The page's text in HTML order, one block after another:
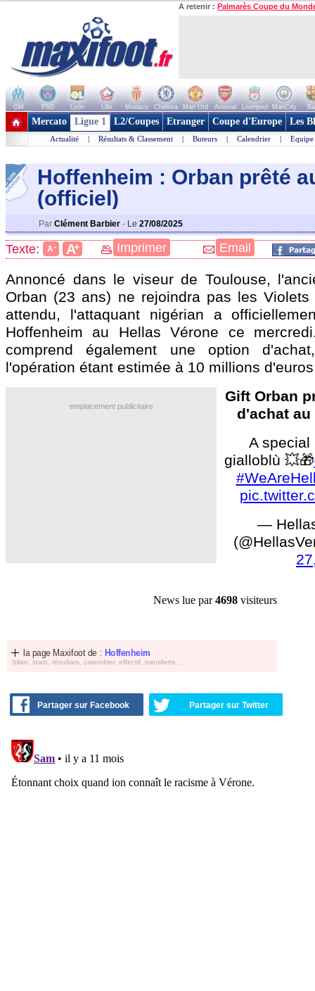
A retenir : Palmarès Coupe du
OM PSG Lyon Lille Monaco Chelsea Man Utd Arsenal Liverpool ManCity
+ de clubs
Mercato Ligue 1 L2/Coupes Etranger Coupe d'Europe Les
Actualité | Résultats & Classement | Buteurs | Calendrier | Equipe
Hoffenheim : Orban prêté
(officiel)
Par Clément Barbier - Le 27/08/2025
Texte: A- A+ Imprimer Email
Annoncé dans le viseur de Toulouse,
Orban (23 ans) ne rejoindra pas les
attendu, l'attaquant nigérian a
Hoffenheim au Hellas Vérone ce
comprend également une option
l'opération étant estimée à 10 millions
emplacement publicitaire
Gift Orban
d'achat au
A special
gialloblù 💥🎁
—
News lue par4698 visiteurs
la page Maxifoot de : Hoffenheim
bilan, stats, résultats, calendrier, effectif, transferts, ...
Partager sur Facebook Partager sur Twitter